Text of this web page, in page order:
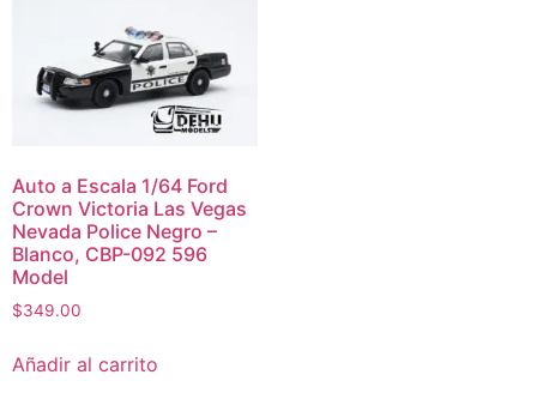
Auto a Escala 1/64 Ford
Crown Victoria Las Vegas
Nevada Police Negro –
Blanco, CBP-092 596
Model
$349.00
Añadir al carrito